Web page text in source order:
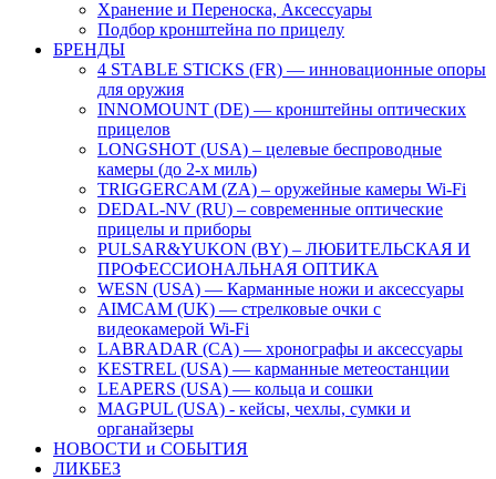
Хранение и Переноска, Аксессуары
Подбор кронштейна по прицелу
БРЕНДЫ
4 STABLE STICKS (FR) — инновационные опоры
для оружия
INNOMOUNT (DE) — кронштейны оптических
прицелов
LONGSHOT (USA) – целевые беспроводные
камеры (до 2-х миль)
TRIGGERCAM (ZA) – оружейные камеры Wi-Fi
DEDAL-NV (RU) – современные оптические
прицелы и приборы
PULSAR&YUKON (BY) – ЛЮБИТЕЛЬСКАЯ И
ПРОФЕССИОНАЛЬНАЯ ОПТИКА
WESN (USA) — Карманные ножи и аксессуары
AIMCAM (UK) — стрелковые очки с
видеокамерой Wi-Fi
LABRADAR (CA) — хронографы и аксессуары
KESTREL (USA) — карманные метеостанции
LEAPERS (USA) — кольца и сошки
MAGPUL (USA) - кейсы, чехлы, сумки и
органайзеры
НОВОСТИ и СОБЫТИЯ
ЛИКБЕЗ